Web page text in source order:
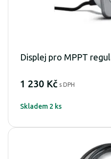
Displej pro MPPT
1 230 Kč s DPH
Skladem 2 ks